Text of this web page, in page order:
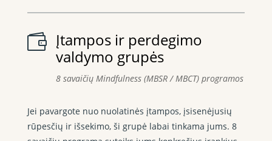
 Įtampos ir perdegimo
valdymo grupės
8 savaičių Mindfulness (MBSR / MBCT) programos
Jei pavargote nuo nuolatinės įtampos, įsisenėjusių
rūpesčių ir išsekimo, ši grupė labai tinkama jums. 8